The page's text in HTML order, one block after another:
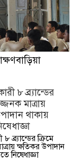
৮ ব্র্যান্ডের ক্রিমে
ক্ষতিকর উপাদান
নিষেধাজ্ঞা